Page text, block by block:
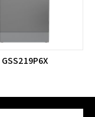
GSS219P6X